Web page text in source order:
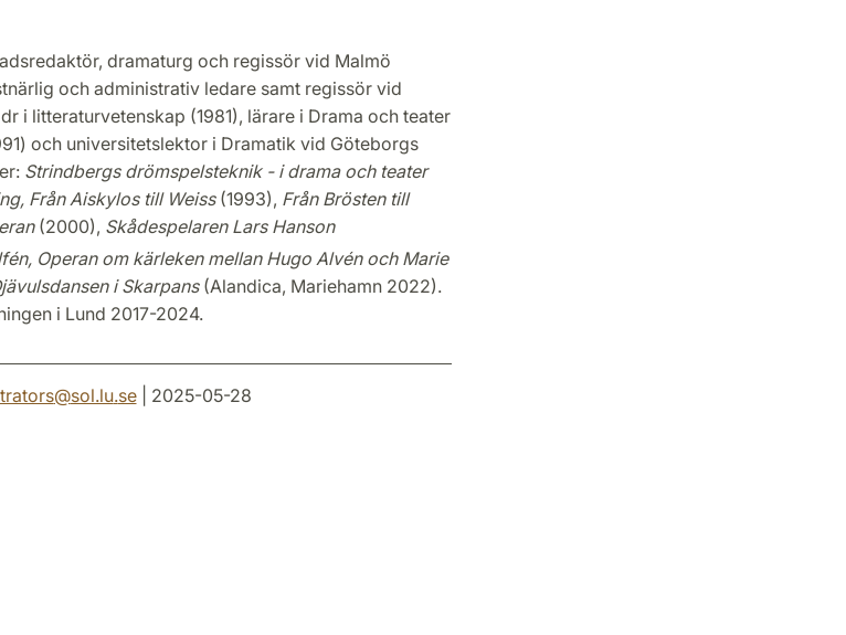
dramaturg och regissör vid Malmö
och administrativ ledare samt regissör vid
i litteraturvetenskap (1981), lärare i Drama och teater
och universitetslektor i Dramatik vid Göteborgs
Strindbergs drömspelsteknik - i drama och teater
Från Aiskylos till Weiss(1993), Från Brösten till
(2000), Skådespelaren Lars Hanson
Operan om kärleken mellan Hugo Alvén och Marie
i Skarpans(Alandica, Mariehamn 2022).
i Lund 2017-2024.
@sol.lu.se| 2025-05-28